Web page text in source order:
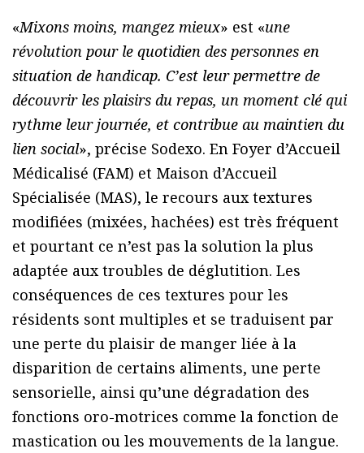
«Mixons moins, mangez mieux» est «une
révolution pour le quotidien des personnes en
situation de handicap. C’est leur permettre de
découvrir les plaisirs du repas, un moment clé qui
rythme leur journée, et contribue au maintien du
lien social», précise Sodexo. En Foyer d’Accueil
Médicalisé (FAM) et Maison d’Accueil
Spécialisée (MAS), le recours aux textures
modifiées (mixées, hachées) est très fréquent
et pourtant ce n’est pas la solution la plus
adaptée aux troubles de déglutition. Les
conséquences de ces textures pour les
résidents sont multiples et se traduisent par
une perte du plaisir de manger liée à la
disparition de certains aliments, une perte
sensorielle, ainsi qu’une dégradation des
fonctions oro-motrices comme la fonction de
mastication ou les mouvements de la langue.